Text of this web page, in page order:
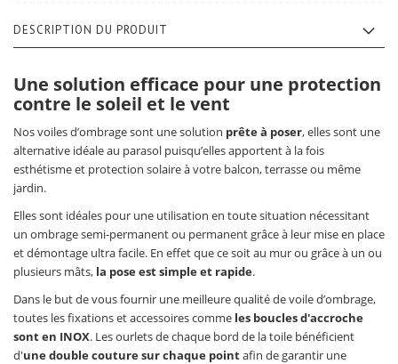
DESCRIPTION DU PRODUIT
Une solution efficace pour une protection
contre le soleil et le vent
Nos voiles d’ombrage sont une solution prête à poser, elles sont une
alternative idéale au parasol puisqu’elles apportent à la fois
esthétisme et protection solaire à votre balcon, terrasse ou même
jardin.
Elles sont idéales pour une utilisation en toute situation nécessitant
un ombrage semi-permanent ou permanent grâce à leur mise en place
et démontage ultra facile. En effet que ce soit au mur ou grâce à un ou
plusieurs mâts, la pose est simple et rapide.
Dans le but de vous fournir une meilleure qualité de voile d’ombrage,
toutes les fixations et accessoires comme les boucles d'accroche
sont en INOX. Les ourlets de chaque bord de la toile bénéficient
d'une double couture sur chaque pointafin de garantir une